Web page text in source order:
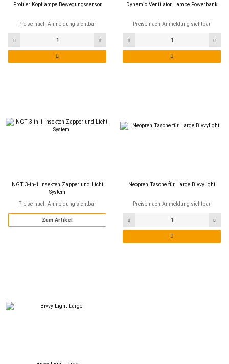
Profiler Kopflampe Bewegungssensor
Preise nach Anmeldung sichtbar
Dynamic Ventilator Lampe Powerbank
Preise nach Anmeldung sichtbar
NGT 3-in-1 Insekten Zapper und Licht
System
Preise nach Anmeldung sichtbar
Zum Artikel
Neopren Tasche für Large Bivvylight
Preise nach Anmeldung sichtbar